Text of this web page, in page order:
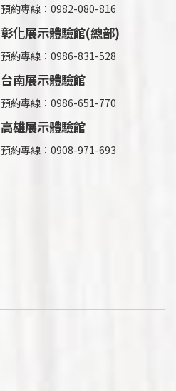
預約專線：0982-080-816
彰化展示體驗館(總部)
預約專線： 0986-831-528
台南展示體驗館
預約專線：0986-651-770
高雄展示體驗館
預約專線： 0908-971-693